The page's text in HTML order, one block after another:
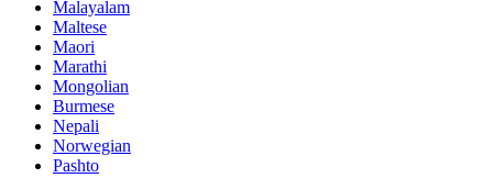
Malayalam
Maltese
Maori
Marathi
Mongolian
Burmese
Nepali
Norwegian
Pashto